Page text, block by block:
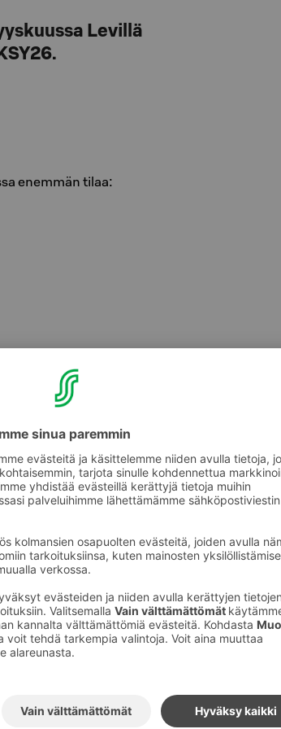
Levillä
enemmän tilaa:
määrä.
esitettävä varattaessa.
varausvaiheessa.
asti, ei viipymärajoituksia.
ei voimassa